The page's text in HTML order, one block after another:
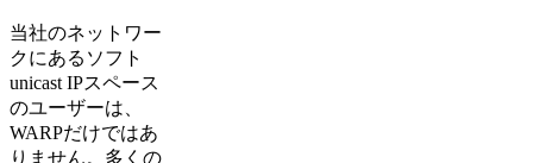
当社のネットワー
クにあるソフト
unicast IPスペース
のユーザーは、
WARPだけではあ
りません。多くの